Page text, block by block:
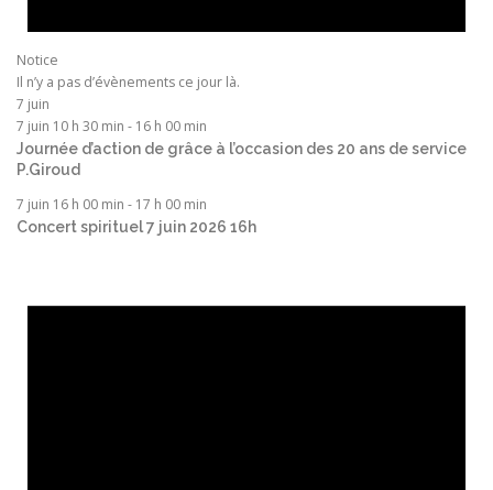
Notice
Il n’y a pas d’évènements ce jour là.
7 juin
7 juin 10 h 30 min - 16 h 00 min
Journée d’action de grâce à l’occasion des 20 ans de service
P.Giroud
7 juin 16 h 00 min - 17 h 00 min
Concert spirituel 7 juin 2026 16h